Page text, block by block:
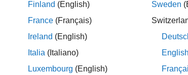
Finland (English)
France (Français)
Ireland (English)
Italia (Italiano)
Luxembourg (English)
Sweden
English